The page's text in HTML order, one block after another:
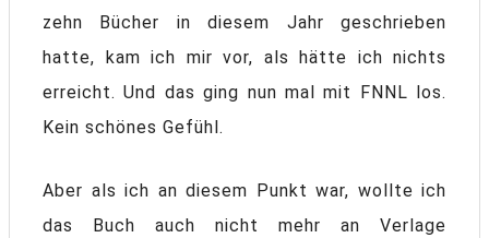
zehn Bücher in diesem Jahr geschrieben
hatte, kam ich mir vor, als hätte ich nichts
erreicht. Und das ging nun mal mit FNNL los.
Kein schönes Gefühl.
Aber als ich an diesem Punkt war, wollte ich
das Buch auch nicht mehr an Verlage